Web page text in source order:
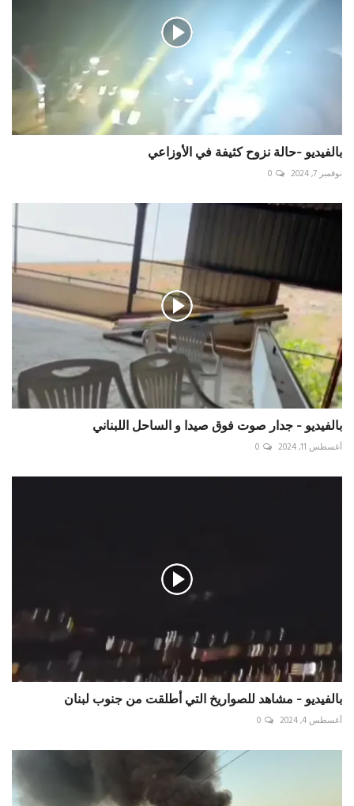
بالفيديو -حالة نزوح كثيفة في الأوزاعي
نوفمبر 7, 2024 0
بالفيديو - جدار صوت فوق صيدا و الساحل اللبناني
أغسطس 11, 2024 0
بالفيديو - مشاهد للصواريخ التي أطلقت من جنوب لبنان
أغسطس 4, 2024 0